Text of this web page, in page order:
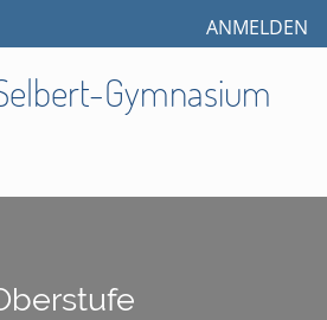
ANMELDEN
Gymnasium